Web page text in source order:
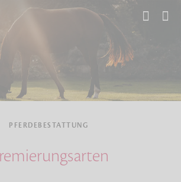
PFERDEBESTATTUNG